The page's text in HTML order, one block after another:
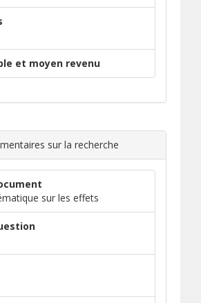
et moyen revenu
sur la recherche
sur les effets